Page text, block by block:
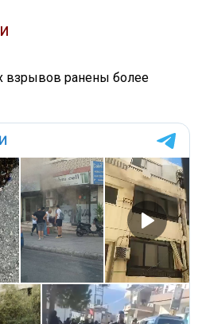
взрывов ранены более